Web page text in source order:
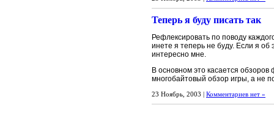
Теперь я буду писать так
Рефлексировать по поводу
инете я теперь не буду. Если я
интересно мне.
В основном это касается обзоров
многобайтовый обзор игры, а не
23 Ноябрь, 2003 | Комментариев нет »